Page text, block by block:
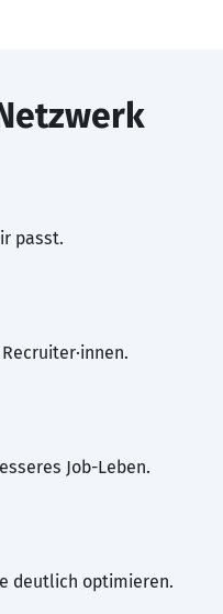
passt.
Job-Leben.
deutlich optimieren.